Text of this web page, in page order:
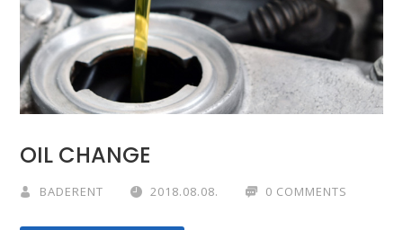
OIL CHANGE
BADERENT 2018.08.08. 0 COMMENTS